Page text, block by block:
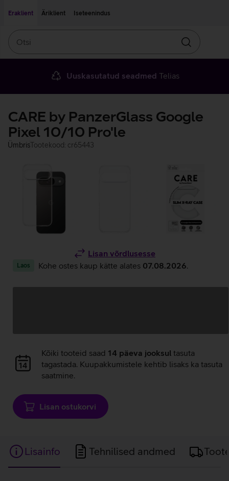
Eraklient
Äriklient Iseteenindus
Otsin
Uuskasutatud seadmed Telias
CARE by PanzerGlass Google
Pixel 10/10 Pro'le
ÜmbrisTootekood: cr65443
Lisan võrdlusesse
Laos Kohe ostes kaup kätte alates 07.08.2026
laadimine
Andmete
laadimine
Kõiki tooteid saad 14 päeva jooksul tasuta
tagastada. Kuupakkumistele kehtib lisaks ka tasuta
saatmine.
Lisan ostukorvi
Lisainfo Tehnilised andmed